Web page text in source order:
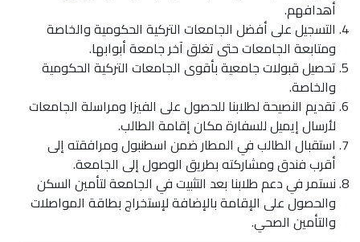
أهدافهم.
التسجيل علىأفضل الجامعات التركية الحكومية والخاصة
ومتابعة الجامعات حتى تغلق آخر جامعة أبوابها.
تحصيل قبولات جامعية بأقوى الجامعات التركية الحكومية
والخاصة.
تقديم النصيحة لطلابنا للحصول على الفيزا ومراسلة الجامعات
لأرسال إيميل للسفارة مكان إقامة الطالب.
استقبال الطالب في المطار ضمن اسطنبول ومرافقته إلى
أقرب فندق ومشاركته بطريق الوصول إلى الجامعة.
نستمر في دعم طلابنا بعد التثبيت في الجامعة لتأمين السكن
والحصول على الإقامة بالإضافة لإستخراج بطاقة المواصلات
والتأمين الصحي.